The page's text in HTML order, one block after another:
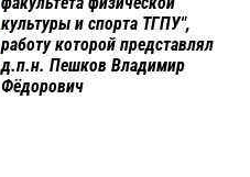
культуры и спорта ТГПУ",
работу которой представлял
д.п.н. Пешков Владимир
Фёдорович